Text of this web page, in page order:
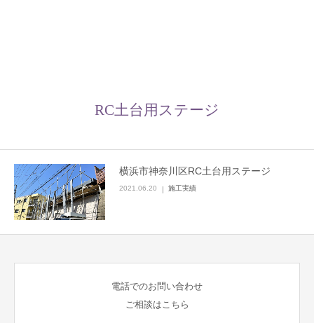
RC土台用ステージ
横浜市神奈川区RC土台用ステージ
2021.06.20 施工実績
電話でのお問い合わせ
ご相談はこちら